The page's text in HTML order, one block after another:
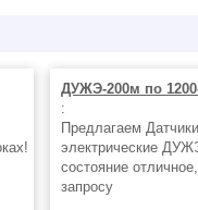
ДУЖЭ-200м по
:
Предлагаем
электрические
состояние
запросу